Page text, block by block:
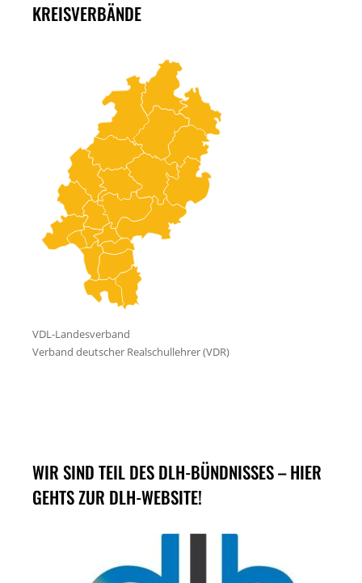
KREISVERBÄNDE
WIR SIND TEIL DES DLH-BÜNDNISSES – HIER
GEHTS ZUR DLH-WEBSITE!